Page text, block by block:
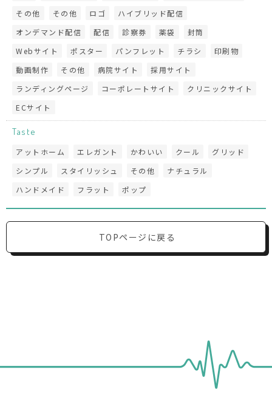
その他
その他 ロゴ
ハイブリッド配信
オンデマンド配信
配信 診察券 薬袋
封筒
Webサイト
ポスター パンフレット チラシ
印刷物
動画制作
その他 病院サイト
採用サイト
ランディングページ
コーポレートサイト
クリニックサイト
ECサイト
Taste
アットホーム エレガント かわいい クール
グリッド
シンプル
スタイリッシュ その他
ナチュラル
ハンドメイド
フラット ポップ
TOPページに戻る